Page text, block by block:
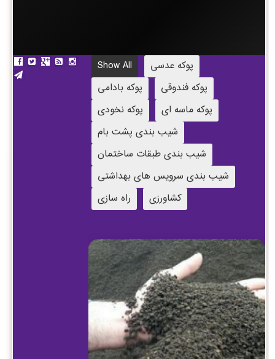
Show All
پوکه عدسی
پوکه بادامی
پوکه فندوقی
پوکه نخودی
پوکه ماسه ای
شیب بندی پشت بام
شیب بندی طبقات ساختمان
شیب بندی سرویس های بهداشتی
راه سازی
کشاورزی